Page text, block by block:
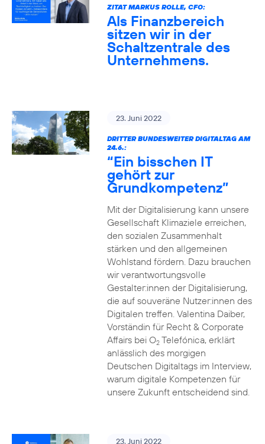
ZITAT MARKUS ROLLE, CFO:
Als Finanzbereich
sitzen wir in der
Schaltzentrale des
Unternehmens.
23. Juni 2022
DRITTER BUNDESWEITER DIGITALTAG AM
24.6.:
“Ein bisschen IT
gehört zur
Grundkompetenz”
Mit der Digitalisierung kann unsere
Gesellschaft Klimaziele erreichen,
den sozialen Zusammenhalt
stärken und den allgemeinen
Wohlstand fördern. Dazu brauchen
wir verantwortungsvolle
Gestalter:innen der Digitalisierung,
die auf souveräne Nutzer:innen des
Digitalen treffen. Valentina Daiber,
Vorständin für Recht & Corporate
Affairs bei O2Telefónica, erklärt
anlässlich des morgigen
Deutschen Digitaltags im Interview,
warum digitale Kompetenzen für
unsere Zukunft entscheidend sind.
23. Juni 2022